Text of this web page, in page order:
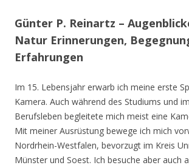
Günter P. Reinartz –
Natur Erinnerungen,
Erfahrungen
Im 15. Lebensjahr erwarb ich meine erste
Kamera. Auch während des Studiums und
Berufsleben begleitete mich meist eine
Mit meiner Ausrüstung bewege ich mich
Nordrhein-Westfalen, bevorzugt im Kreis
Münster und Soest. Ich besuche aber auch